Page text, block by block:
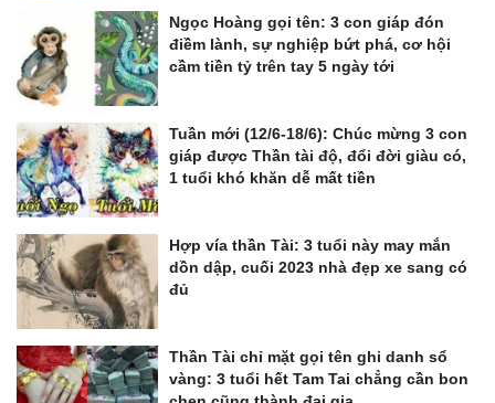
Ngọc Hoàng gọi tên: 3 con giáp đón
điềm lành, sự nghiệp bứt phá, cơ hội
cầm tiền tỷ trên tay 5 ngày tới
Tuần mới (12/6-18/6): Chúc mừng 3 con
giáp được Thần tài độ, đổi đời giàu có,
1 tuổi khó khăn dễ mất tiền
Hợp vía thần Tài: 3 tuổi này may mắn
dồn dập, cuối 2023 nhà đẹp xe sang có
đủ
Thần Tài chỉ mặt gọi tên ghi danh sổ
vàng: 3 tuổi hết Tam Tai chẳng cần bon